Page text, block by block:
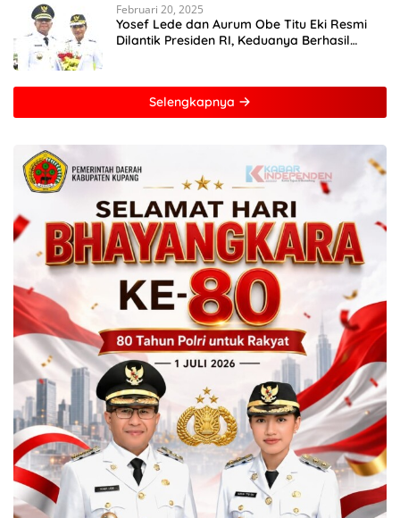
Februari 20, 2025
Yosef Lede dan Aurum Obe Titu Eki Resmi
Dilantik Presiden RI, Keduanya Berhasil
Selengkapnya